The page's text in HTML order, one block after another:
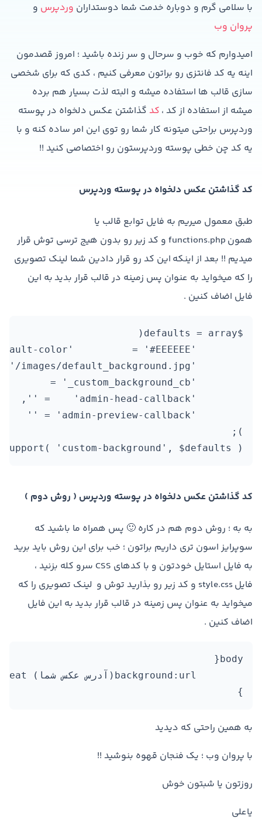
با سلامی گرم و دوباره خدمت شما دوستداران وردپرس و
پروان وب
امیدوارم که خوب و سرحال و سر زنده باشید ؛ امروز قصدمون
اینه یه کد فانتزی رو براتون معرفی کنیم ، کدی که برای شخصی
سازی قالب ها استفاده میشه و البته لذت بسیار هم برده
میشه از استفاده از کد ، کد گذاشتن عکس دلخواه در پوسته
وردپرس براحتی میتونه کار شما رو توی این امر ساده کنه و با
یه کد چن خطی پوسته وردپرستون رو اختصاصی کنید !!
کد گذاشتن عکس دلخواه در پوسته وردپرس
طبق معمول میریم به فایل توابع قالب یا
همون functions.php و کد زیر رو بدون هیج ترسی توش قرار
میدیم !! بعد از اینکه این کد رو قرار دادین شما لینک تصویری
را که میخواید به عنوان پس زمینه در قالب قرار بدید به این
فایل اضاف کنین .
'custom-background', $defaults );
کد گذاشتن عکس دلخواه در پوسته وردپرس ( روش دوم )
به به ؛ روش دوم هم در کاره 🙂 پس همراه ما باشید که
سوپرایز اسون تری داریم براتون ؛ خب برای این روش باید برید
به فایل استایل خودتون و با کدهای CSS سرو کله بزنید ،
فایل style.css و کد زیر رو بذارید توش و لینک تصویری را که
میخواید به عنوان پس زمینه در قالب قرار بدید به این فایل
اضاف کنین .
}
به همین راحتی که دیدید
با پروان وب ؛ یک فنجان قهوه بنوشید !!
روزتون یا شبتون خوش
یاعلی